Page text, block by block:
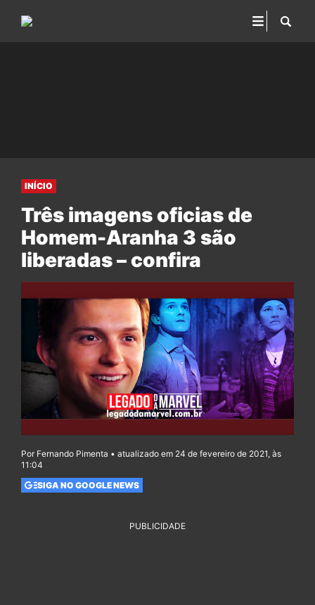
INÍCIO
Três imagens oficias de
Homem-Aranha 3 são
liberadas – confira
Por Fernando Pimenta • atualizado em 24 de fevereiro de 2021, às
11:04
SIGA NO GOOGLE NEWS
PUBLICIDADE